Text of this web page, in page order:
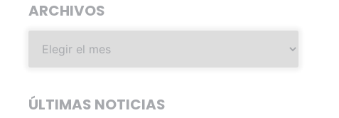
ARCHIVOS
ÚLTIMAS NOTICIAS